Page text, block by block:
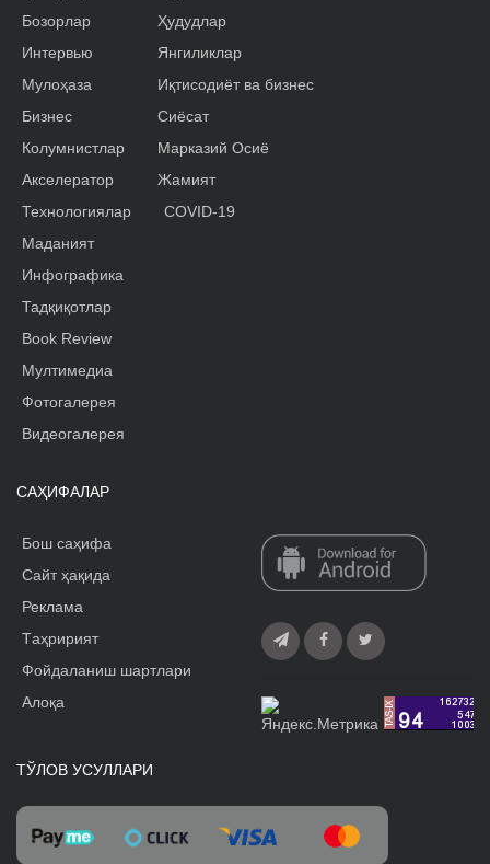
Бозорлар
Интервью
Мулоҳаза
Бизнес
Колумнистлар
Акселератор
Ҳудудлар
Янгиликлар
Иқтисодиёт ва бизнес
Сиёсат
Марказий Осиё
Жамият
Технологиялар
Маданият
Инфографика
Тадқиқотлар
Book Review
Мултимедиа
Фотогалерея
Видеогалерея
COVID-19
САҲИФАЛАР
Бош саҳифа
Сайт ҳақида
Реклама
Tаҳририят
Фойдаланиш шартлари
Алоқа
ТЎЛОВ УСУЛЛАРИ